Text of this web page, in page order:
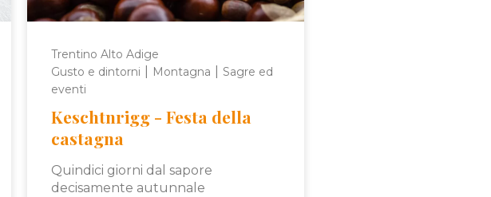
Trentino Alto Adige
Gusto e dintorni
Montagna
Sagre ed
eventi
Keschtnrigg - Festa della
castagna
Quindici giorni dal sapore
decisamente autunnale